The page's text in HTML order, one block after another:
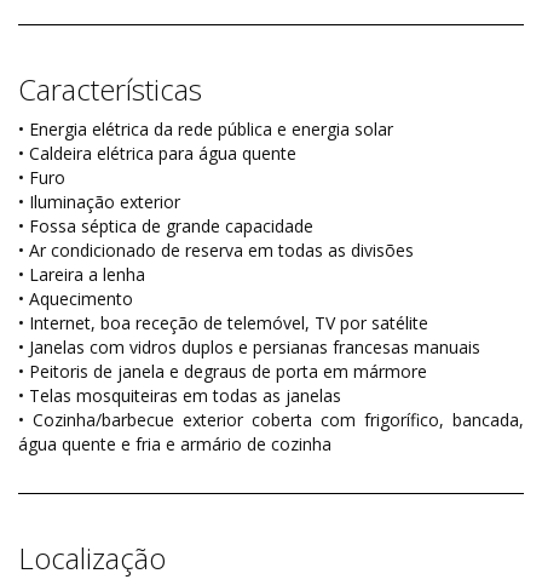
Características
• Energia elétrica da rede pública e energia solar
• Caldeira elétrica para água quente
• Furo
• Iluminação exterior
• Fossa séptica de grande capacidade
• Ar condicionado de reserva em todas as divisões
• Lareira a lenha
• Aquecimento
• Internet, boa receção de telemóvel, TV por satélite
• Janelas com vidros duplos e persianas francesas manuais
• Peitoris de janela e degraus de porta em mármore
• Telas mosquiteiras em todas as janelas
• Cozinha/barbecue exterior coberta com frigorífico, bancada,
água quente e fria e armário de cozinha
Localização